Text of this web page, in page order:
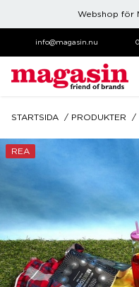
Webshop för
info@magasin.nu
STARTSIDA PRODUKTER
REA